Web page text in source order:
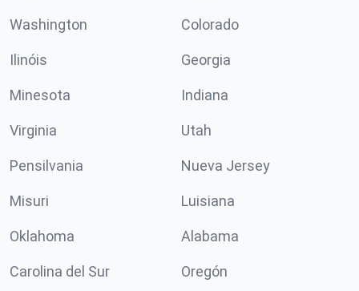
Washington Colorado
Ilinóis Georgia
Minesota Indiana
Virginia Utah
Pensilvania Nueva Jersey
Misuri Luisiana
Oklahoma Alabama
Carolina del Sur Oregón